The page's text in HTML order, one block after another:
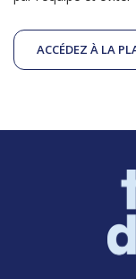
ACCÉDEZ À LA